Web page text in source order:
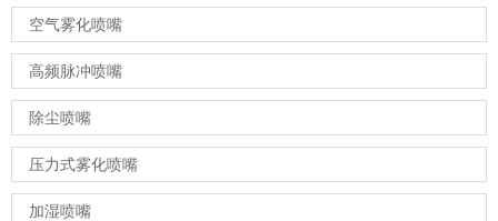
空气雾化喷嘴
高频脉冲喷嘴
除尘喷嘴
压力式雾化喷嘴
加湿喷嘴